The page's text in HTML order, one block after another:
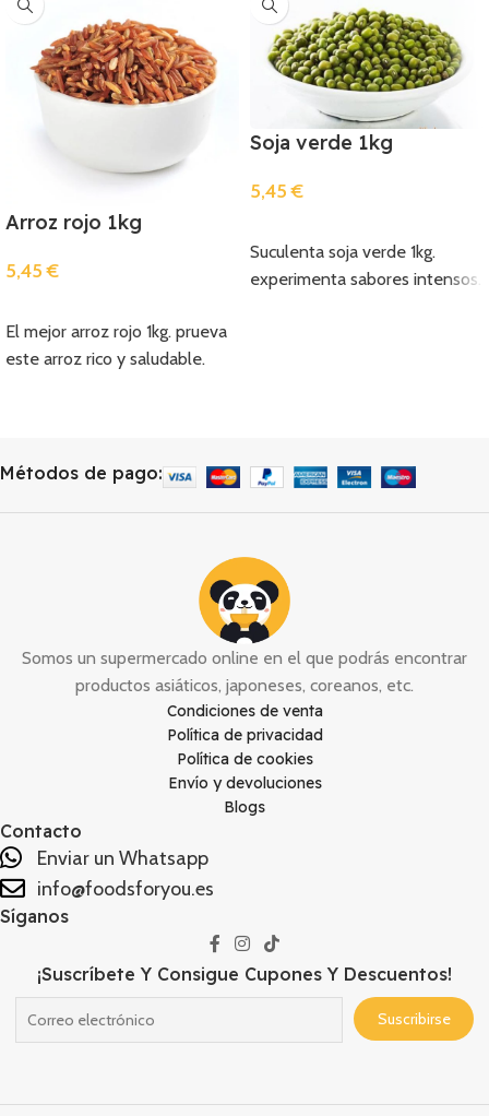
Arroz rojo 1kg
5,45€
El mejor arroz rojo 1kg. prueva
este arroz rico y saludable.
Soja verde 1kg
5,45€
Suculenta soja verde 1kg.
experimenta sabores intensos.
Métodos de pago:
Somos un supermercado online en el que podrás encontrar
productos asiáticos, japoneses, coreanos, etc.
Condiciones de venta
Política de privacidad
Política de cookies
Envío y devoluciones
Blogs
Contacto
Enviar un Whatsapp
info@foodsforyou.es
Síganos
¡Suscríbete Y Consigue Cupones Y Descuentos!